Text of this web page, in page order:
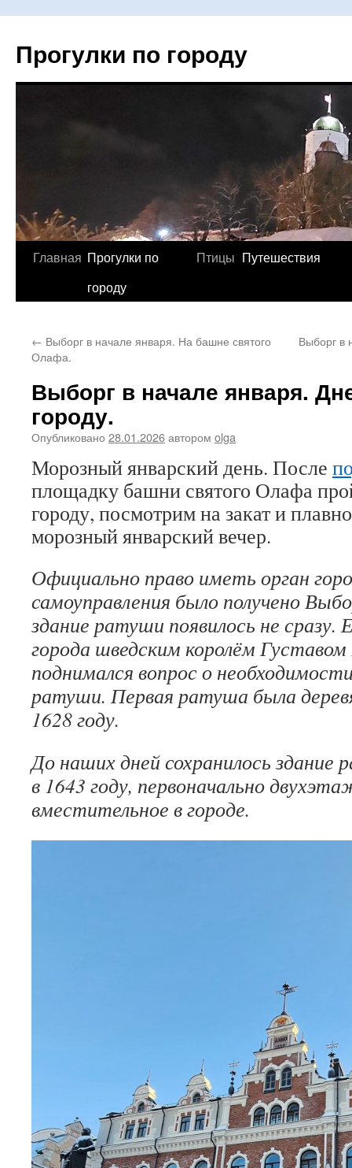
Прогулки по городу
Перейти
Главная Прогулки по
городу
Птицы Путешествия
← Выборг в начале января. На башне святого
Олафа.
Выборг в
Выборг в начале января.
городу.
Опубликовано 28.01.2026автором olga
Морозный январский день. После
площадку башни святого Олафа
городу, посмотрим на закат и
морозный январский вечер.
Официально право иметь орган
самоуправления было получено
здание ратуши появилось не
города шведским королём Густавом
поднимался вопрос о
ратуши. Первая ратуша была
1628 году.
До наших дней сохранилось здание
в 1643 году, первоначально
вместительное в городе.